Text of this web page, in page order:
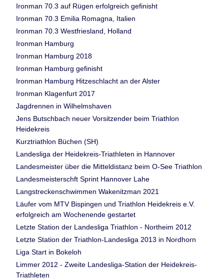
Ironman 70.3 auf Rügen erfolgreich gefinisht
Ironman 70.3 Emilia Romagna, Italien
Ironman 70.3 Westfriesland, Holland
Ironman Hamburg
Ironman Hamburg 2018
Ironman Hamburg gefinisht
Ironman Hamburg Hitzeschlacht an der Alster
Ironman Klagenfurt 2017
Jagdrennen in Wilhelmshaven
Jens Butschbach neuer Vorsitzender beim Triathlon
Heidekreis
Kurztriathlon Büchen (SH)
Landesliga der Heidekreis-Triathleten in Hannover
Landesmeister über die Mitteldistanz beim O-See Triathlon
Landesmeisterschft Sprint Hannover Lahe
Langstreckenschwimmen Wakenitzman 2021
Läufer vom MTV Bispingen und Triathlon Heidekreis e.V.
erfolgreich am Wochenende gestartet
Letzte Station der Landesliga Triathlon - Northeim 2012
Letzte Station der Triathlon-Landesliga 2013 in Nordhorn
Liga Start in Bokeloh
Limmer 2012 - Zweite Landesliga-Station der Heidekreis-
Triathleten